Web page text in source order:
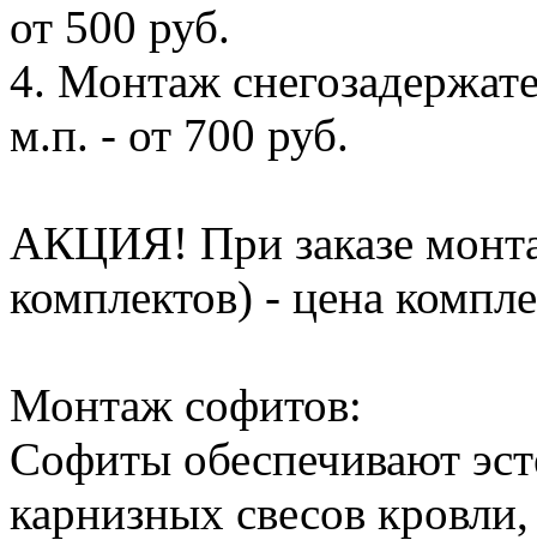
от 500 руб.
4. Монтаж
м.п. - от 700 руб.
АКЦИЯ! При заказе
комплектов) - цена
Монтаж софитов:
Софиты обеспечивают
карнизных свесов